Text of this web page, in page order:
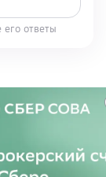
ответы